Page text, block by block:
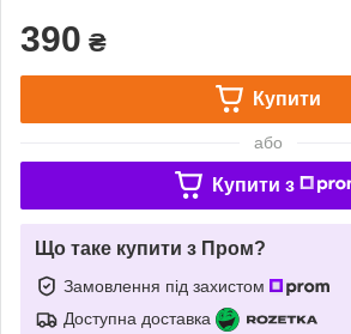
390 ₴
Купити
або
Купити з
Що таке купити з Пром?
Замовлення під захистом
Доступна доставка